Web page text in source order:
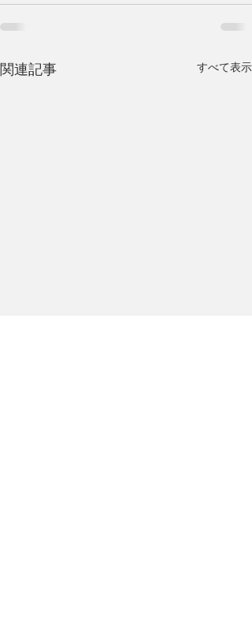
関連記事 すべて表示